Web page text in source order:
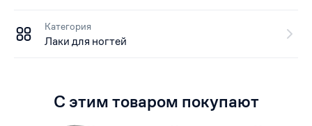
Категория
Лаки для ногтей
С этим товаром покупают